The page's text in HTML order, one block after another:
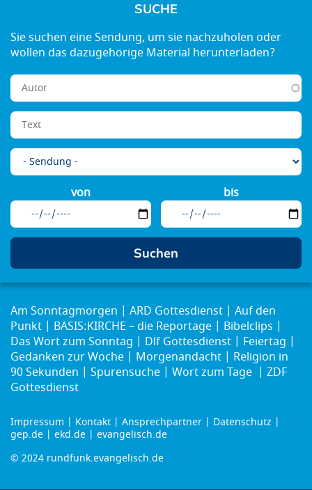
SUCHE
von bis
Am Sonntagmorgen ARD Gottesdienst
Auf den
Punkt
BASIS:KIRCHE – die Reportage
Bibelclips
Das Wort zum Sonntag
Dlf Gottesdienst
Feiertag
Gedanken zur Woche
Morgenandacht
Religion in
90 Sekunden
Spurensuche Wort zum Tage
ZDF
Gottesdienst
Footer
menu
Impressum Kontakt Ansprechpartner
Datenschutz
gep.de
ekd.de
evangelisch.de
© 2024 rundfunk.evangelisch.de